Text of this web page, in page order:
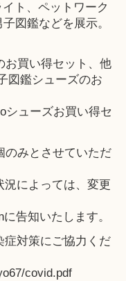
ト、 ペットワーク
子図鑑などを展示。
お買い得セット、他
図鑑シューズのお
シューズお買い得セ
みとさせていただ
によっては、変更
告知いたします。
対策にご協力くだ
covid.pdf